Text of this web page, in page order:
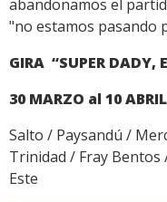
abandonamos el
"no estamos pasando
GIRA “SUPER
30 MARZO al 10 ABRIL
Salto / Paysandú /
Trinidad / Fray
Este